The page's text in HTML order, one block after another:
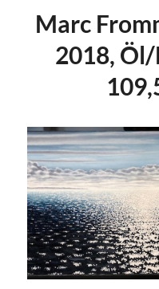
Marc
2018,